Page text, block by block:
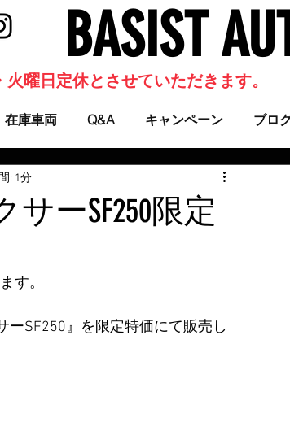
BASIST
在庫車両 Q&A キャンペーン ブロ
曜日定休とさせていただきます。
ーSF250限定
: 1分
す。
SF250』を限定特価にて販売し